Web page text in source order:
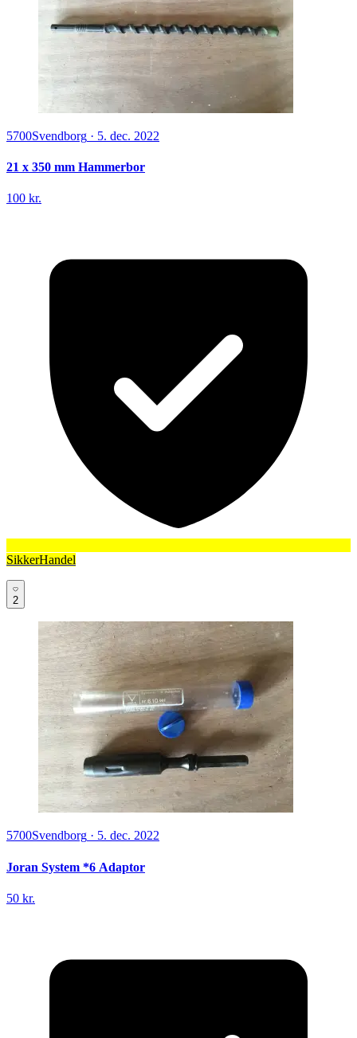
5700Svendborg · 5. dec. 2022
21 x 350 mm Hammerbor
100 kr.
SikkerHandel
2
5700Svendborg · 5. dec. 2022
Joran System *6 Adaptor
50 kr.